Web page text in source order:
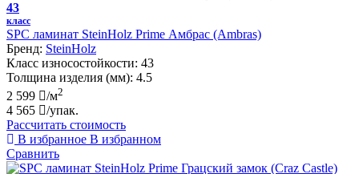
43
класс
SPC ламинат SteinHolz Prime Амбрас (Ambras)
Бренд: SteinHolz
Класс износостойкости: 43
Толщина изделия (мм): 4.5
2 599
/м2
4 565
/упак.
Рассчитать стоимость
В избранное В избранном
Сравнить